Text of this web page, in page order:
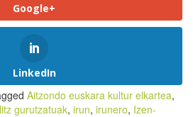
Google+
LinkedIn
Aitzondo euskara kultur elkartea,
gurutzatuak, irun, irunero, Izen-